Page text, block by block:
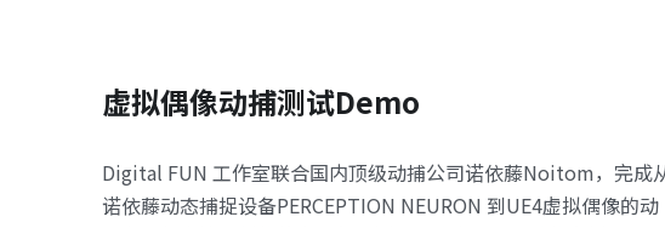
虚拟偶像动捕测试Demo
Digital FUN 工作室联合国内顶级动捕公司诺依藤Noitom，完成
诺依藤动态捕捉设备PERCEPTION NEURON 到UE4虚拟偶像的动